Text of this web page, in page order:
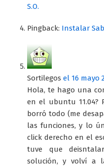
S.O.
Pingback: Instalar
Sortilegos el 16 mayo
Hola, te hago una
en el ubuntu 11.04?
borró todo (me
las funciones, y lo
click derecho en el
tuve que
solución, y volví a